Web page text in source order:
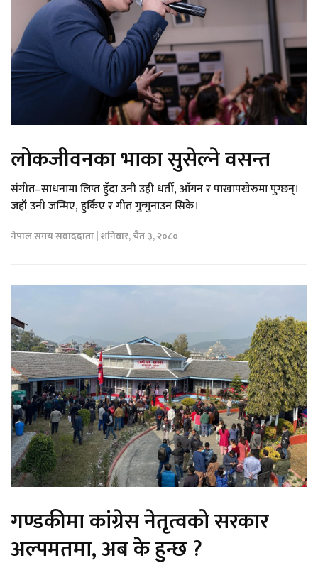
लोकजीवनका भाका सुसेल्ने वसन्त
संगीत–साधनामा लिप्त हुँदा उनी उही धर्ती, आँगन र पाखापखेरुमा पुग्छन्।
जहाँ उनी जन्मिए, हुर्किए र गीत गुन्गुनाउन सिके।
नेपाल समय संवाददाता | शनिबार, चैत ३, २०८०
गण्डकीमा कांग्रेस नेतृत्वको सरकार
अल्पमतमा, अब के हुन्छ ?